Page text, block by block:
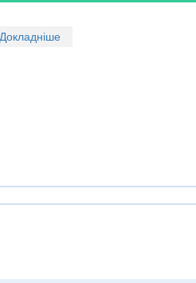
Докладніше